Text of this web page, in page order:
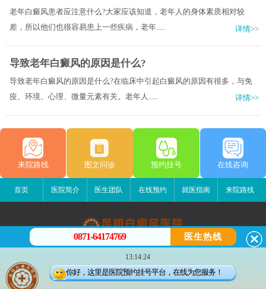
老年白癜风患者应注意什么?大家应该知道，老年人的身体素质相对较
差，所以他们也很容易患上一些疾病，老年.....
详情>>
导致老年白癜风的原因是什么?
导致老年白癜风的原因是什么?在临床中引起白癜风的原因有很多，与免
疫、环境、心理、微量元素有关。老年人.....
详情>>
来院路线 图文问诊 预约挂号 在线咨询
首页 医院简介 医生团队 在线预约 就医指南 来院路线
昆明白癜风医院
昆明市五华区护国路2号
版权所有：昆明白癜风医院
0871-64174769 医生热线
13:14:24
你好，这里是医院预约挂号平台，在线为您服务！